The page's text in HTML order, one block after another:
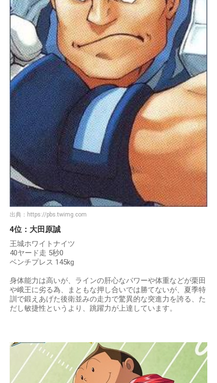
出典： https://pbs.twimg.com
4位：大田原誠
王城ホワイトナイツ
40ヤード走 5秒0
ベンチプレス 145kg
身体能力は高いが、ラインの肝心なパワーや体重などが栗田
や峨王に劣る為、まともな押し合いでは勝てないが、夏季特
訓で鍛えあげた後衛並みの走力で驚異的な突進力を誇る、た
だし敏捷性というより、跳躍力が上達しています。